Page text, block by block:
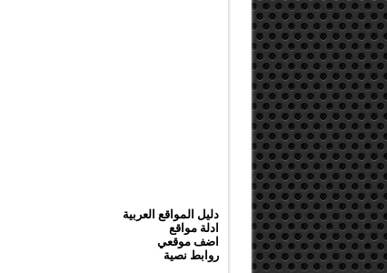
دليل المواقع العربية
ادلة مواقع
اضف موقعي
روابط نصية